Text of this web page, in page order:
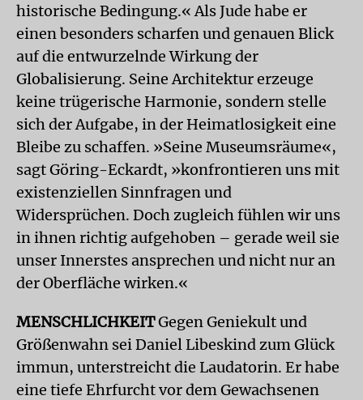
historische Bedingung.« Als Jude habe er
einen besonders scharfen und genauen Blick
auf die entwurzelnde Wirkung der
Globalisierung. Seine Architektur erzeuge
keine trügerische Harmonie, sondern stelle
sich der Aufgabe, in der Heimatlosigkeit eine
Bleibe zu schaffen. »Seine Museumsräume«,
sagt Göring-Eckardt, »konfrontieren uns mit
existenziellen Sinnfragen und
Widersprüchen. Doch zugleich fühlen wir uns
in ihnen richtig aufgehoben – gerade weil sie
unser Innerstes ansprechen und nicht nur an
der Oberfläche wirken.«
MENSCHLICHKEITGegen Geniekult und
Größenwahn sei Daniel Libeskind zum Glück
immun, unterstreicht die Laudatorin. Er habe
eine tiefe Ehrfurcht vor dem Gewachsenen